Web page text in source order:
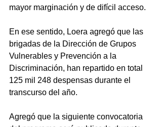
mayor marginación y de difícil acceso.
En ese sentido, Loera agregó que las
brigadas de la Dirección de Grupos
Vulnerables y Prevención a la
Discriminación, han repartido en total
125 mil 248 despensas durante el
transcurso del año.
Agregó que la siguiente convocatoria